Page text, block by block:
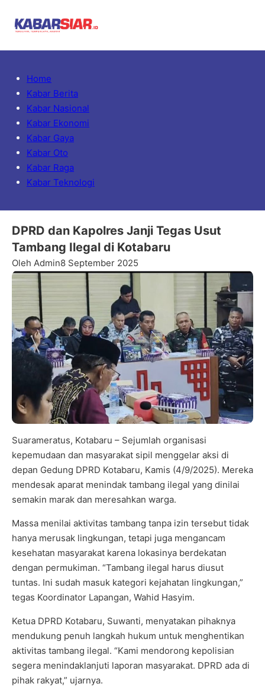
Home
Kabar Berita
Kabar Nasional
Kabar Ekonomi
Kabar Gaya
Kabar Oto
Kabar Raga
Kabar Teknologi
DPRD dan Kapolres Janji Tegas Usut
Tambang Ilegal di Kotabaru
Oleh Admin8 September 2025
Suarameratus, Kotabaru – Sejumlah organisasi
kepemudaan dan masyarakat sipil menggelar aksi di
depan Gedung DPRD Kotabaru, Kamis (4/9/2025). Mereka
mendesak aparat menindak tambang ilegal yang dinilai
semakin marak dan meresahkan warga.
Massa menilai aktivitas tambang tanpa izin tersebut tidak
hanya merusak lingkungan, tetapi juga mengancam
kesehatan masyarakat karena lokasinya berdekatan
dengan permukiman. “Tambang ilegal harus diusut
tuntas. Ini sudah masuk kategori kejahatan lingkungan,”
tegas Koordinator Lapangan, Wahid Hasyim.
Ketua DPRD Kotabaru, Suwanti, menyatakan pihaknya
mendukung penuh langkah hukum untuk menghentikan
aktivitas tambang ilegal. “Kami mendorong kepolisian
segera menindaklanjuti laporan masyarakat. DPRD ada di
pihak rakyat,” ujarnya.